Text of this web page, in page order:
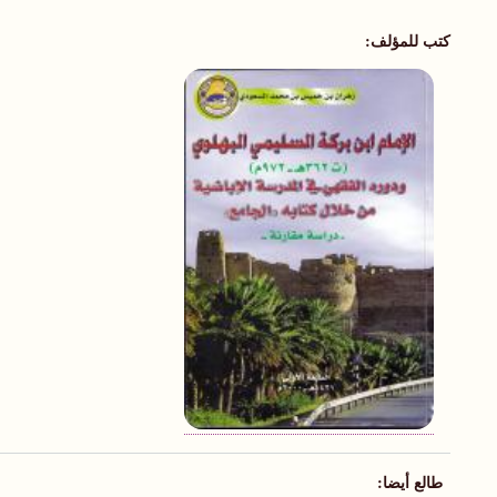
كتب للمؤلف:
طالع أيضا